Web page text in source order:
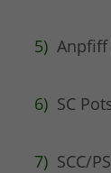
Anpfiff
SC
SCC/